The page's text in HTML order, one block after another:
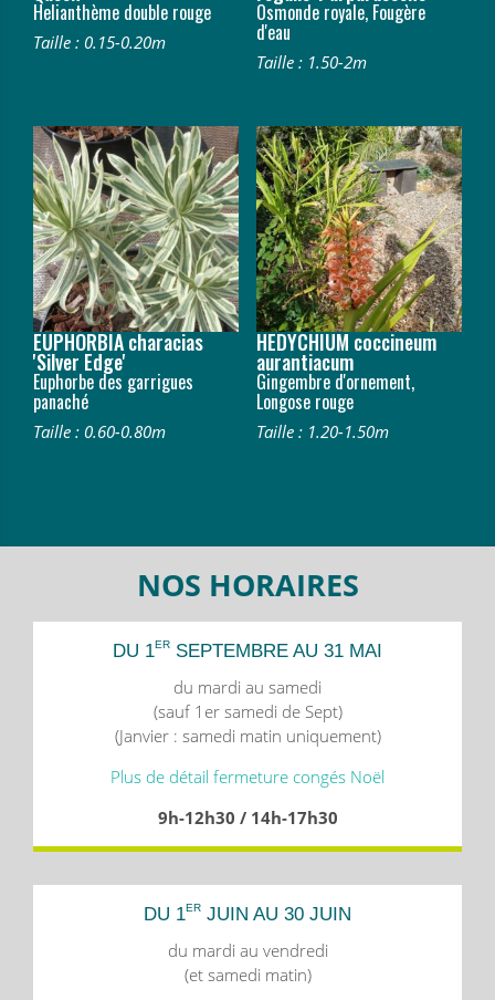
Helianthème double rouge
Taille : 0.15-0.20m
Osmonde royale, Fougère
d'eau
Taille : 1.50-2m
EUPHORBIA characias
'Silver Edge'
Euphorbe des garrigues
panaché
Taille : 0.60-0.80m
HEDYCHIUM coccineum
aurantiacum
Gingembre d'ornement,
Longose rouge
Taille : 1.20-1.50m
NOS HORAIRES
DU 1ER SEPTEMBRE AU 31 MAI
du mardi au samedi
(sauf 1er samedi de Sept)
(Janvier : samedi matin uniquement)
Plus de détail fermeture congés Noël
9h-12h30 / 14h-17h30
DU 1ER JUIN AU 30 JUIN
du mardi au vendredi
(et samedi matin)